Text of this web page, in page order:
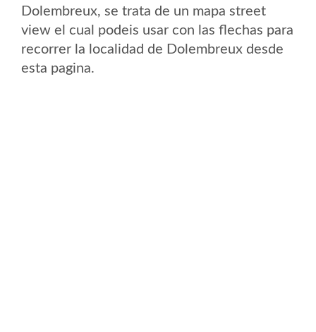
Dolembreux, se trata de un mapa street
view el cual podeis usar con las flechas para
recorrer la localidad de Dolembreux desde
esta pagina.